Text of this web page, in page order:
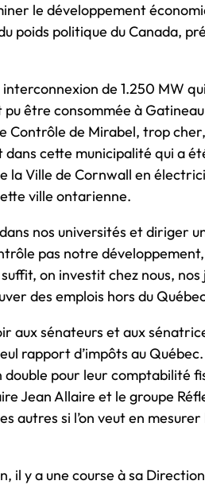
le développement
poids politique du Canada,
de 1.250 MW
être consommée à
Contrôle de Mirabel, trop
dans cette municipalité qui a
la Ville de Cornwall en
ville ontarienne.
nos universités et diriger
pas notre
on investit chez nous, nos
des emplois hors du
aux sénateurs et aux
rapport d’impôts au
pour leur comptabilité
Jean Allaire et le groupe
autres si l’on veut en
il y a une course à sa